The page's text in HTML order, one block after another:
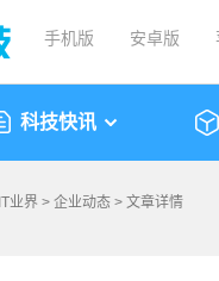
手机版 安卓版
科技快讯
IT业界 > 企业动态 > 文章详情